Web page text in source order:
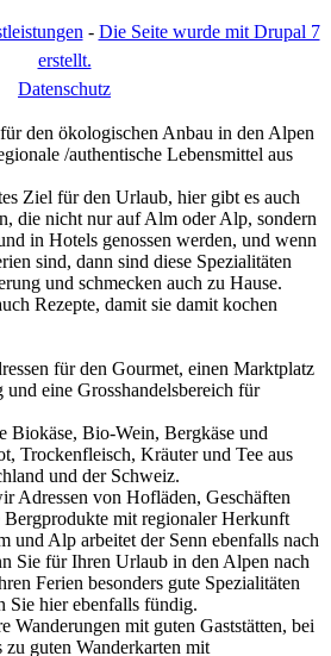
- Die Seite wurde mit Drupal 7
erstellt.
Datenschutz
den ökologischen Anbau in den Alpen
/authentische Lebensmittel aus
Ziel für den Urlaub, hier gibt es auch
die nicht nur auf Alm oder Alp, sondern
in Hotels genossen werden, und wenn
sind, dann sind diese Spezialitäten
und schmecken auch zu Hause.
Rezepte, damit sie damit kochen
für den Gourmet, einen Marktplatz
eine Grosshandelsbereich für
Biokäse, Bio-Wein, Bergkäse und
Trockenfleisch, Kräuter und Tee aus
und der Schweiz.
Adressen von Hofläden, Geschäften
Bergprodukte mit regionaler Herkunft
und Alp arbeitet der Senn ebenfalls nach
Sie für Ihren Urlaub in den Alpen nach
Ferien besonders gute Spezialitäten
Sie hier ebenfalls fündig.
Wanderungen mit guten Gaststätten, bei
guten Wanderkarten mit